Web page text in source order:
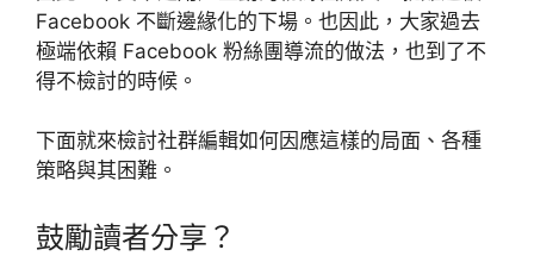
Facebook 不斷邊緣化的下場。也因此，大家過去
極端依賴 Facebook 粉絲團導流的做法，也到了不
得不檢討的時候。
下面就來檢討社群編輯如何因應這樣的局面、各種
策略與其困難。
鼓勵讀者分享？